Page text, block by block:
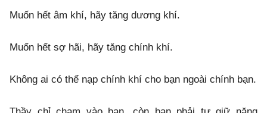
Muốn hết âm khí, hãy tăng dương khí.
Muốn hết sợ hãi, hãy tăng chính khí.
Không ai có thể nạp chính khí cho bạn ngoài chính bạn.